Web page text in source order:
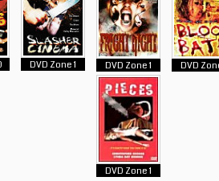
DVD Zone 1 DVD Zone 1 DVD
DVD Zone 1